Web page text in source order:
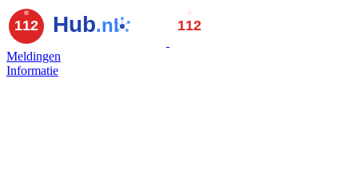
Meldingen
Informatie